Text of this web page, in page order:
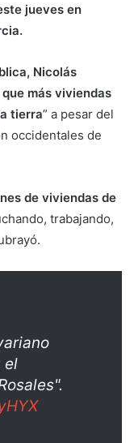
jueves en
Nicolás
más viviendas
tierra” a pesar del
occidentales de
de viviendas de
trabajando,
el